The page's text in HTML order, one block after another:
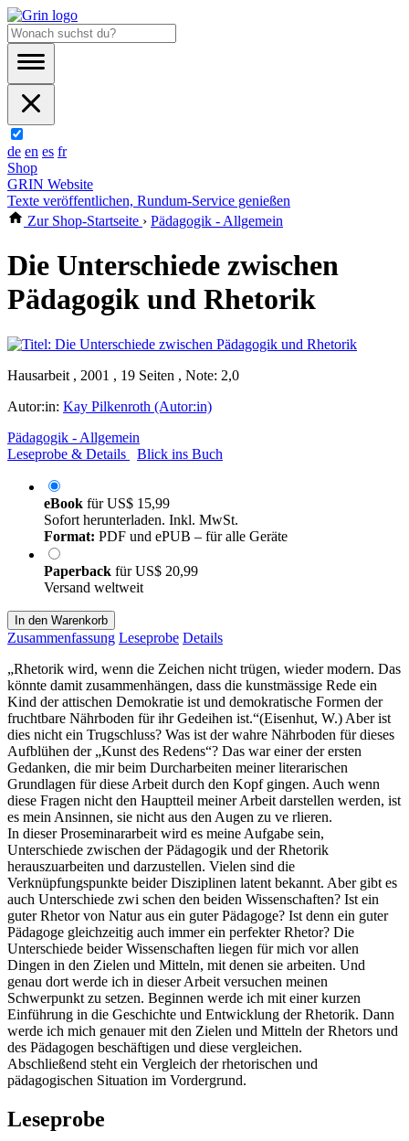
de en es fr
Shop
GRIN Website
Texte veröffentlichen, Rundum-Service genießen
Zur Shop-Startseite › Pädagogik - Allgemein
Die Unterschiede zwischen
Pädagogik und Rhetorik
Hausarbeit , 2001 , 19 Seiten , Note: 2,0
Autor:in: Kay Pilkenroth (Autor:in)
Pädagogik - Allgemein
Leseprobe & Details
Blick ins Buch
eBook fürUS$ 15,99
Sofort herunterladen. Inkl. MwSt.
Format: PDF und ePUB – für alle Geräte
Paperback fürUS$ 20,99
Versand weltweit
In den Warenkorb
Zusammenfassung Leseprobe Details
„Rhetorik wird, wenn die Zeichen nicht trügen, wieder modern. Das
könnte damit zusammenhängen, dass die kunstmässige Rede ein
Kind der attischen Demokratie ist und demokratische Formen der
fruchtbare Nährboden für ihr Gedeihen ist.“(Eisenhut, W.) Aber ist
dies nicht ein Trugschluss? Was ist der wahre Nährboden für dieses
Aufblühen der „Kunst des Redens“? Das war einer der ersten
Gedanken, die mir beim Durcharbeiten meiner literarischen
Grundlagen für diese Arbeit durch den Kopf gingen. Auch wenn
diese Fragen nicht den Hauptteil meiner Arbeit darstellen werden, ist
es mein Ansinnen, sie nicht aus den Augen zu ve rlieren.
In dieser Proseminararbeit wird es meine Aufgabe sein,
Unterschiede zwischen der Pädagogik und der Rhetorik
herauszuarbeiten und darzustellen. Vielen sind die
Verknüpfungspunkte beider Disziplinen latent bekannt. Aber gibt es
auch Unterschiede zwi schen den beiden Wissenschaften? Ist ein
guter Rhetor von Natur aus ein guter Pädagoge? Ist denn ein guter
Pädagoge gleichzeitig auch immer ein perfekter Rhetor? Die
Unterschiede beider Wissenschaften liegen für mich vor allen
Dingen in den Zielen und Mitteln, mit denen sie arbeiten. Und
genau dort werde ich in dieser Arbeit versuchen meinen
Schwerpunkt zu setzen. Beginnen werde ich mit einer kurzen
Einführung in die Geschichte und Entwicklung der Rhetorik. Dann
werde ich mich genauer mit den Zielen und Mitteln der Rhetors und
des Pädagogen beschäftigen und diese vergleichen.
Abschließend steht ein Vergleich der rhetorischen und
pädagogischen Situation im Vordergrund.
Leseprobe